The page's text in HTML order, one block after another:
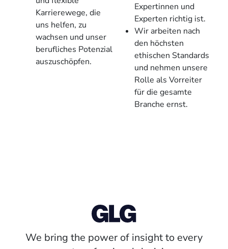
Karrierewege, die
uns helfen, zu
wachsen und unser
berufliches Potenzial
auszuschöpfen.
Expertinnen und
Experten richtig ist.
Wir arbeiten nach
den höchsten
ethischen Standards
und nehmen unsere
Rolle als Vorreiter
für die gesamte
Branche ernst.
We bring the power of insight to every